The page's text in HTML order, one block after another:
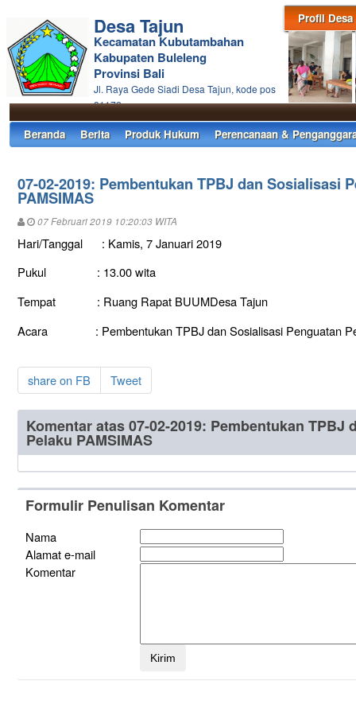
Profil Desa
Desa Tajun
Kecamatan Kubutambahan
Kabupaten Buleleng
Provinsi Bali
Jl. Raya Gede Siadi Desa Tajun, kode pos
81172
Beranda Berita Produk Hukum Perencanaan &
07-02-2019: Pembentukan TPBJ dan Sosialisasi
PAMSIMAS
07 Februari 2019 10:20:03 WITA
Hari/Tanggal : Kamis, 7 Januari 2019
Pukul : 13.00 wita
Tempat : Ruang Rapat BUUMDesa Tajun
Acara : Pembentukan TPBJ dan Sosialisasi Penguatan
share on FB Tweet
Komentar atas 07-02-2019: Pembentukan TPBJ
Pelaku PAMSIMAS
Formulir Penulisan Komentar
Nama
Alamat e-mail
Komentar